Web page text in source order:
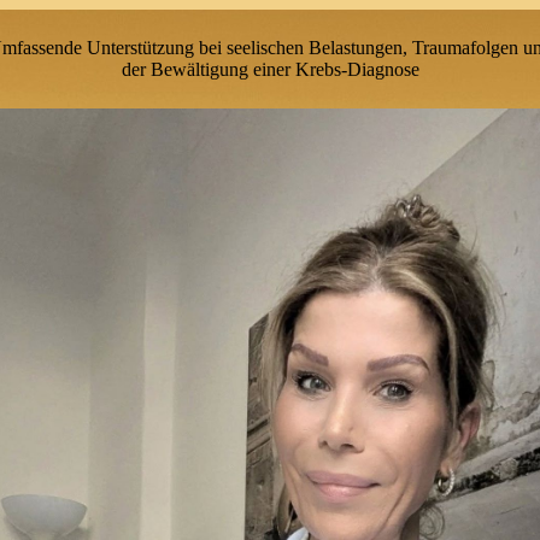
Unterstützung bei seelischen Belastungen, Traumafolgen
der Bewältigung einer Krebs-Diagnose